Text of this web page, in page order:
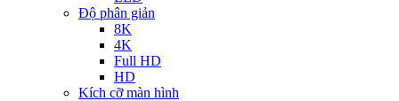
Độ phân giản
8K
4K
Full HD
HD
Kích cỡ màn hình